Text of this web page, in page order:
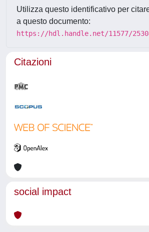
Utilizza questo identificativo per
a questo documento:
https://hdl.handle.net/11577/
Citazioni
social impact